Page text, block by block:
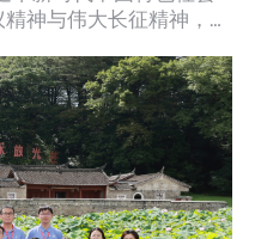
神与伟大长征精神，7
熊振华、中方院长陈彩
及党员代表参加。